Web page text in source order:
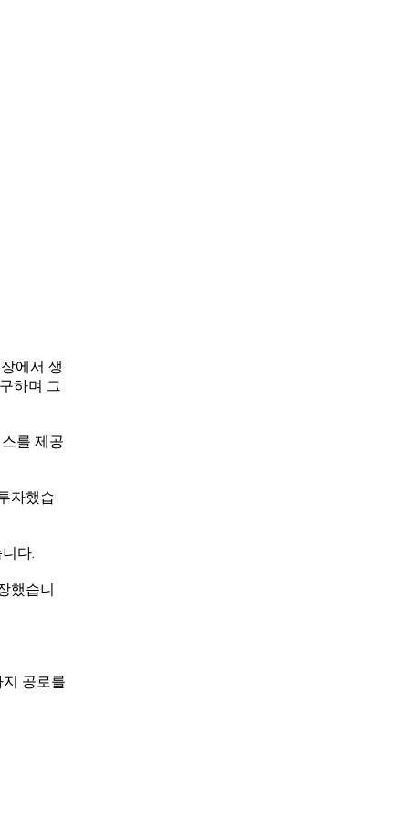
에서 생
하며 그
를 제공
자했습
다.
했습니
공로를